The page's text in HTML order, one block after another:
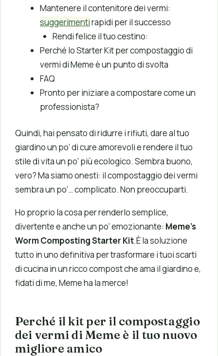
Mantenere il contenitore dei vermi:
suggerimentirapidi per il successo
Rendi felice il tuo cestino:
Perché lo Starter Kit per compostaggio di
vermi di Meme è un punto di svolta
FAQ
Pronto per iniziare a compostare come un
professionista?
Quindi, hai pensato di ridurre i rifiuti, dare al tuo
giardino un po’ di cure amorevoli e rendere il tuo
stile di vita un po’ più ecologico. Sembra buono,
vero? Ma siamo onesti: il compostaggio dei vermi
sembra un po’… complicato. Non preoccuparti.
Ho proprio la cosa per renderlo semplice,
divertente e anche un po’ emozionante: Meme’s
Worm Composting Starter Kit.È la soluzione
tutto in uno definitiva per trasformare i tuoi scarti
di cucina in un ricco compost che ama il giardino e,
fidati di me, Meme ha la merce!
Perché il kit per il compostaggio
dei vermi di Meme è il tuo nuovo
migliore amico